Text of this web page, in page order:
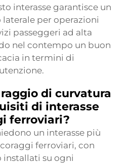
interasse garantisce un
per operazioni
passeggeri ad alta
nel contempo un buon
in termini di
di curvatura
di interasse
ferroviari?
un interasse più
ferroviari, con
installati su ogni